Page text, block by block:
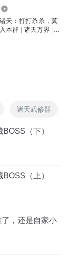
诸天：打打杀杀，莫
入本群 | 诸天万界 |
诸天武修群
（下）
（上）
，还是自家小